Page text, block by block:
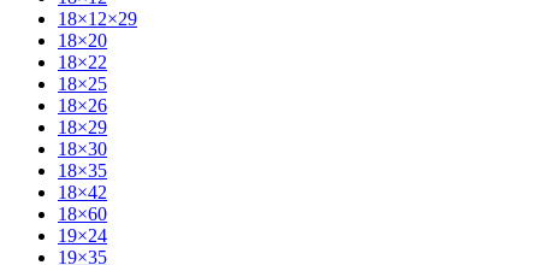
18×12×29
18×20
18×22
18×25
18×26
18×29
18×30
18×35
18×42
18×60
19×24
19×35